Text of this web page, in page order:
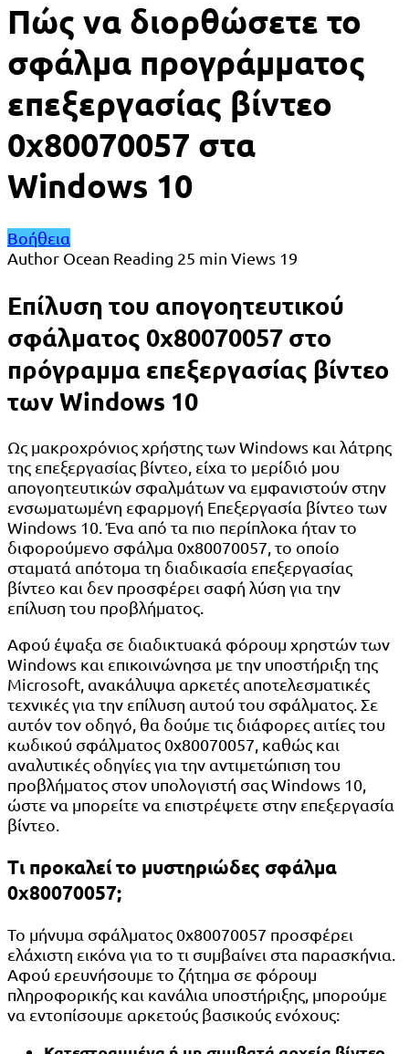
Πώς να διορθώσετε το
σφάλμα προγράμματος
επεξεργασίας βίντεο
0x80070057 στα
Windows 10
Βοήθεια
Author Ocean Reading 25 min Views 19
Επίλυση του απογοητευτικού
σφάλματος 0x80070057 στο
πρόγραμμα επεξεργασίας βίντεο
των Windows 10
Ως μακροχρόνιος χρήστης των Windows και λάτρης
της επεξεργασίας βίντεο, είχα το μερίδιό μου
απογοητευτικών σφαλμάτων να εμφανιστούν στην
ενσωματωμένη εφαρμογή Επεξεργασία βίντεο των
Windows 10. Ένα από τα πιο περίπλοκα ήταν το
διφορούμενο σφάλμα 0x80070057, το οποίο
σταματά απότομα τη διαδικασία επεξεργασίας
βίντεο και δεν προσφέρει σαφή λύση για την
επίλυση του προβλήματος.
Αφού έψαξα σε διαδικτυακά φόρουμ χρηστών των
Windows και επικοινώνησα με την υποστήριξη της
Microsoft, ανακάλυψα αρκετές αποτελεσματικές
τεχνικές για την επίλυση αυτού του σφάλματος. Σε
αυτόν τον οδηγό, θα δούμε τις διάφορες αιτίες του
κωδικού σφάλματος 0x80070057, καθώς και
αναλυτικές οδηγίες για την αντιμετώπιση του
προβλήματος στον υπολογιστή σας Windows 10,
ώστε να μπορείτε να επιστρέψετε στην επεξεργασία
βίντεο.
Τι προκαλεί το μυστηριώδες σφάλμα
0x80070057;
Το μήνυμα σφάλματος 0x80070057 προσφέρει
ελάχιστη εικόνα για το τι συμβαίνει στα παρασκήνια.
Αφού ερευνήσουμε το ζήτημα σε φόρουμ
πληροφορικής και κανάλια υποστήριξης, μπορούμε
να εντοπίσουμε αρκετούς βασικούς ενόχους: